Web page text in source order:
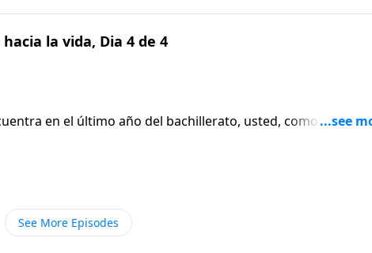
la vida, Dia 4 de 4
en el último año del bachillerato, usted, como padre,
casi en contra de la naturaleza. Está a punto de dejar ir a
See More Episodes